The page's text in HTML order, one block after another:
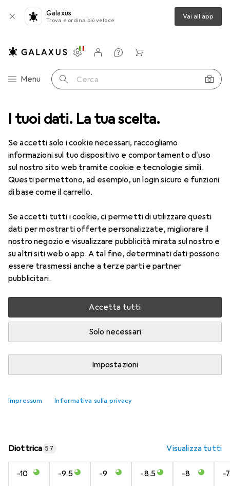
I tuoi dati. La tua scelta.
Se accetti solo i cookie necessari, raccogliamo
informazioni sul tuo dispositivo e comportamento d'uso
sul nostro sito web tramite cookie e tecnologie simili.
Questi permettono, ad esempio, un login sicuro e funzioni
di base come il carrello.
Se accetti tutti i cookie, ci permetti di utilizzare questi
dati per mostrarti offerte personalizzate, migliorare il
nostro negozio e visualizzare pubblicità mirata sul nostro e
su altri siti web o app. A tal fine, determinati dati possono
essere trasmessi anche a terze parti e partner
pubblicitari.
Accetta tutti
Solo necessari
Impostazioni
Impressum Informativa sulla privacy
Galaxus
Trova e ordina più veloce Vai all'app
Categoria Navigazione
Menu Cerca
Impostazioni
Conto cliente
Liste di confronto
Liste dei desideri
Carrello
Lenti a contatto Air Optix HydraGlyde per l'astigmatismo 6
1 Immagine
Air Optix HydraGlyde per
-3, Obiettivo mensile, 6 pz., Torico
Prezzo in EUR IVA incl.
EUR
49,16 EUR
8,20/1pz.
Consegna tra ven, 14/8 e mar, 18/8
Più di 10 pezzi in stock presso il fornitore
Aggiungi al carrello
Diottrica 57 Visualizza tutti
-10 -9.5 -9 -8.5 -8 -